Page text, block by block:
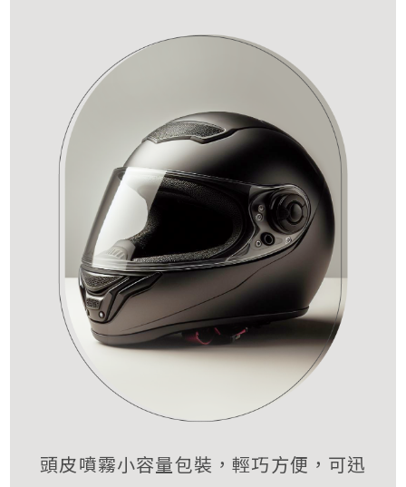
頭皮噴霧小容量包裝，輕巧方便，可迅